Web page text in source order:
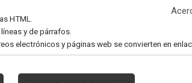
HTML.
y de párrafos.
electrónicos y páginas web se convierten en